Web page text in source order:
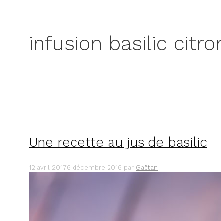
infusion basilic
Une recette au jus de basilic
12 avril 20176 décembre 2016 par Gaëtan